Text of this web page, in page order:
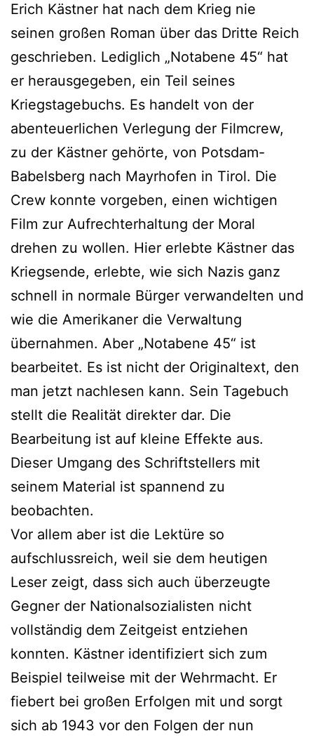
Erich Kästner hat nach dem Krieg nie
seinen großen Roman über das Dritte Reich
geschrieben. Lediglich „Notabene 45“ hat
er herausgegeben, ein Teil seines
Kriegstagebuchs. Es handelt von der
abenteuerlichen Verlegung der Filmcrew,
zu der Kästner gehörte, von Potsdam-
Babelsberg nach Mayrhofen in Tirol. Die
Crew konnte vorgeben, einen wichtigen
Film zur Aufrechterhaltung der Moral
drehen zu wollen. Hier erlebte Kästner das
Kriegsende, erlebte, wie sich Nazis ganz
schnell in normale Bürger verwandelten und
wie die Amerikaner die Verwaltung
übernahmen. Aber „Notabene 45“ ist
bearbeitet. Es ist nicht der Originaltext, den
man jetzt nachlesen kann. Sein Tagebuch
stellt die Realität direkter dar. Die
Bearbeitung ist auf kleine Effekte aus.
Dieser Umgang des Schriftstellers mit
seinem Material ist spannend zu
beobachten.
Vor allem aber ist die Lektüre so
aufschlussreich, weil sie dem heutigen
Leser zeigt, dass sich auch überzeugte
Gegner der Nationalsozialisten nicht
vollständig dem Zeitgeist entziehen
konnten. Kästner identifiziert sich zum
Beispiel teilweise mit der Wehrmacht. Er
fiebert bei großen Erfolgen mit und sorgt
sich ab 1943 vor den Folgen der nun